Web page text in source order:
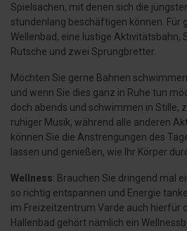
Spielsachen, mit denen sich die
stundenlang beschäftigen können. Für
Wellenbad, eine lustige Aktivitätsbahn,
Rutsche und zwei Sprungbretter.
Möchten Sie gerne Bahnen
und wenn Sie dies ganz in Ruhe tun
doch abends und schwimmen in Stille,
ruhiger Musik, während alle anderen
können Sie die Anstrengungen des
lassen und genießen, wie Ihr Körper
Wellness: Brauchen Sie dringend mal
so richtig entspannen und Energie
im Freizeitzentrum Varde auch hierfür
Hallenbad gehört nämlich ein